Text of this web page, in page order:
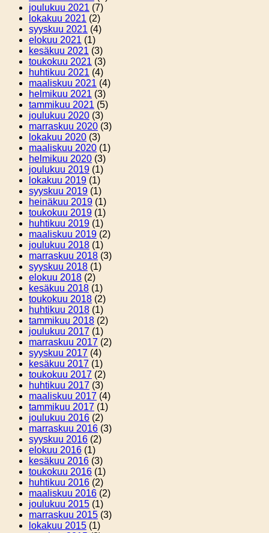
joulukuu 2021 (7)
lokakuu 2021 (2)
syyskuu 2021 (4)
elokuu 2021 (1)
kesäkuu 2021 (3)
toukokuu 2021 (3)
huhtikuu 2021 (4)
maaliskuu 2021 (4)
helmikuu 2021 (3)
tammikuu 2021 (5)
joulukuu 2020 (3)
marraskuu 2020 (3)
lokakuu 2020 (3)
maaliskuu 2020 (1)
helmikuu 2020 (3)
joulukuu 2019 (1)
lokakuu 2019 (1)
syyskuu 2019 (1)
heinäkuu 2019 (1)
toukokuu 2019 (1)
huhtikuu 2019 (1)
maaliskuu 2019 (2)
joulukuu 2018 (1)
marraskuu 2018 (3)
syyskuu 2018 (1)
elokuu 2018 (2)
kesäkuu 2018 (1)
toukokuu 2018 (2)
huhtikuu 2018 (1)
tammikuu 2018 (2)
joulukuu 2017 (1)
marraskuu 2017 (2)
syyskuu 2017 (4)
kesäkuu 2017 (1)
toukokuu 2017 (2)
huhtikuu 2017 (3)
maaliskuu 2017 (4)
tammikuu 2017 (1)
joulukuu 2016 (2)
marraskuu 2016 (3)
syyskuu 2016 (2)
elokuu 2016 (1)
kesäkuu 2016 (3)
toukokuu 2016 (1)
huhtikuu 2016 (2)
maaliskuu 2016 (2)
joulukuu 2015 (1)
marraskuu 2015 (3)
lokakuu 2015 (1)